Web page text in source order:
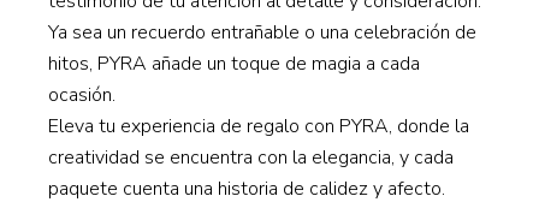
Ya sea un recuerdo entrañable o una celebración de
hitos, PYRA añade un toque de magia a cada
ocasión.
Eleva tu experiencia de regalo con PYRA, donde la
creatividad se encuentra con la elegancia, y cada
paquete cuenta una historia de calidez y afecto.